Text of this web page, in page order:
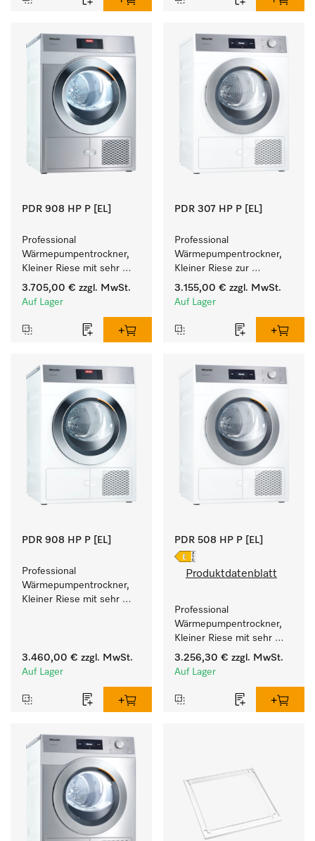
PDR 908 HP P [EL]
Professional
Wärmepumpentrockner,
Kleiner Riese mit sehr
geringem
Energieverbrauch und
Füllgewicht 8 kg.
3.705,00 € zzgl. MwSt.
Auf Lager
PDR 307 HP P [EL]
Professional
Wärmepumpentrockner,
Kleiner Riese zur
einfachen und flexiblen
Aufstellung ohne
3.155,00 € zzgl. MwSt.
Auf Lager
PDR 908 HP P [EL]
Professional
Wärmepumpentrockner,
Kleiner Riese mit sehr
Füllgewicht 8 kg.
3.460,00 € zzgl. MwSt.
Auf Lager
PDR 508 HP P [EL]
Produktdatenblatt
Professional
Wärmepumpentrockner,
Kleiner Riese mit sehr
geringem
Energieverbrauch und
Füllgewicht 8 kg.
3.256,30 € zzgl. MwSt.
Auf Lager